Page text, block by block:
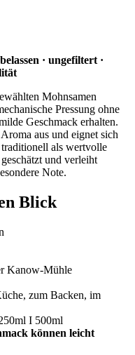
· ungefiltert ·
Mohnsamen
Pressung ohne
Geschmack erhalten.
aus und eignet sich
als wertvolle
und verleiht
Note.
Blick
Kanow-Mühle
zum Backen, im
I 500ml
können leicht